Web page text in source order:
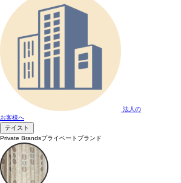
法人の
お客様へ
テイスト
Private Brandsプライベートブランド